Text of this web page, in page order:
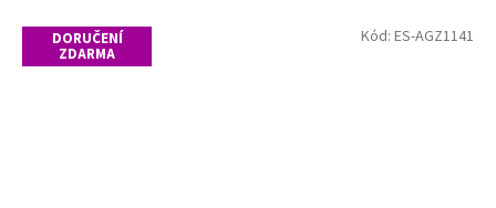
DORUČENÍ
ZDARMA
Kód: ES-AGZ1141